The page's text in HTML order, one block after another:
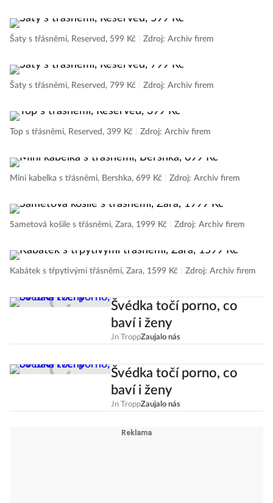
Šaty s třásněmi, Reserved, 599 Kč Zdroj: Archiv firem
Šaty s třásněmi, Reserved, 799 Kč Zdroj: Archiv firem
Top s třásněmi, Reserved, 399 Kč Zdroj: Archiv firem
Mini kabelka s třásněmi, Bershka, 699 Kč Zdroj: Archiv firem
Sametová košile s třásněmi, Zara, 1999 Kč Zdroj: Archiv firem
Kabátek s třpytivými třásněmi, Zara, 1599 Kč Zdroj: Archiv firem
Švédka točí porno, co
baví i ženy
Jn TroppZaujalo nás
Švédka točí porno, co
baví i ženy
Jn TroppZaujalo nás